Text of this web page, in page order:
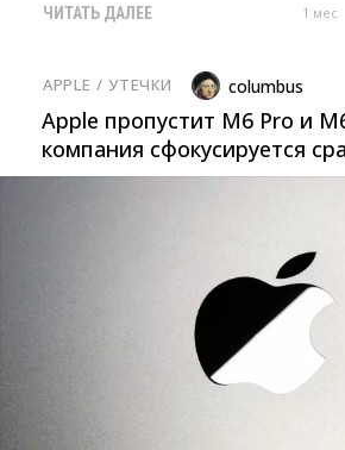
ЧИТАТЬ ДАЛЕЕ 1 мес
APPLE / УТЕЧКИ columbus
Apple пропустит M6 Pro и
компания сфокусируется